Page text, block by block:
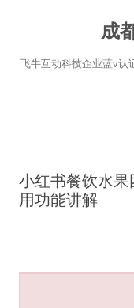
成
飞牛互动科技企业蓝v认
小红书餐饮水
用功能讲解